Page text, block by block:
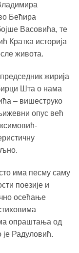
Бећира
Васовића, те
Кратка историја
живота.
жирија
Шта о нама
– вишеструко
опус већ
има песму саму
поезије и
осећање
опраштања од
Радуловић.